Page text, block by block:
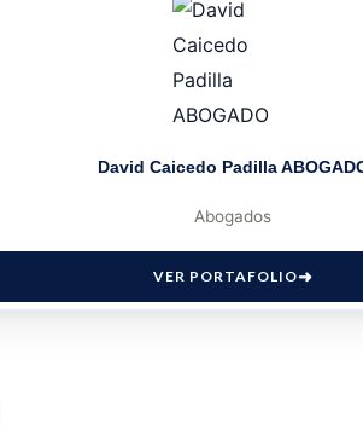
David Caicedo Padilla
Abogados
VER PORTAFOLIO